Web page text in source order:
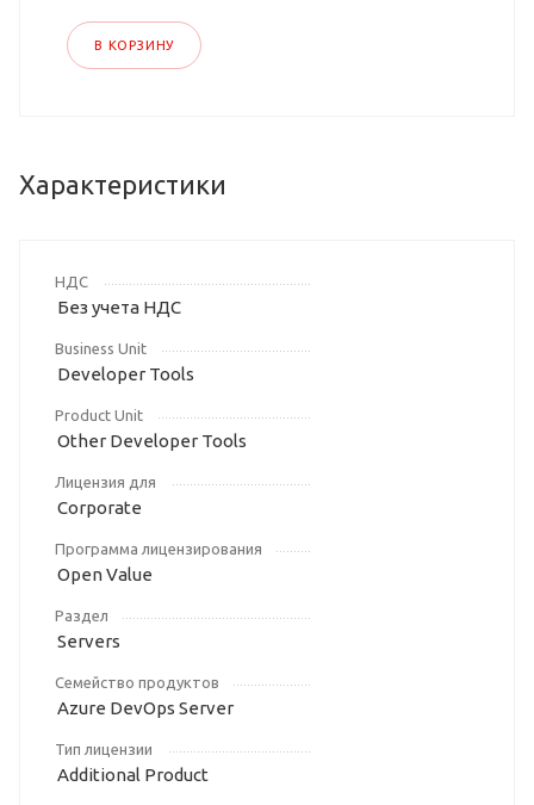
В КОРЗИНУ
Характеристики
НДС
Без учета НДС
Business Unit
Developer Tools
Product Unit
Other Developer Tools
Лицензия для
Corporate
Программа лицензирования
Open Value
Раздел
Servers
Семейство продуктов
Azure DevOps Server
Тип лицензии
Additional Product